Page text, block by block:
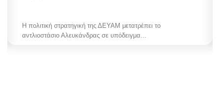
Η πολιτική στρατηγική της ΔΕΥΑΜ μετατρέπει το
αντλιοστάσιο Αλευκάνδρας σε υπόδειγμα...